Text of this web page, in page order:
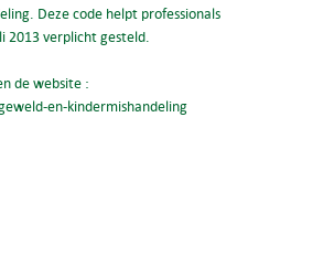
Deze code helpt professionals
2013 verplicht gesteld.
de website :
en-kindermishandeling